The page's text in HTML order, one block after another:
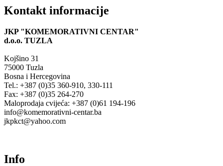
Kontakt informacije
JKP "KOMEMORATIVNI CENTAR"
d.o.o. TUZLA
Kojšino 31
75000 Tuzla
Bosna i Hercegovina
Tel.: +387 (0)35 360-910, 330-111
Fax: +387 (0)35 264-270
Maloprodaja cvijeća: +387 (0)61 194-196
info@komemorativni-centar.ba
jkpkct@yahoo.com
Info